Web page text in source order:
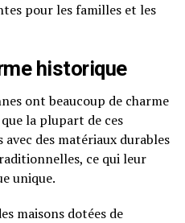
pour les familles et les
historique
ont beaucoup de charme
la plupart de ces
des matériaux durables
ce qui leur
unique.
maisons dotées de